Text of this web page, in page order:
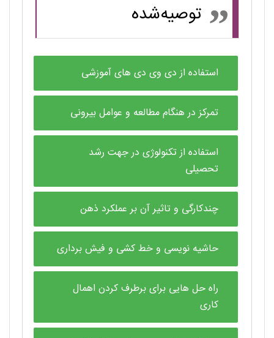
توصیه‌شده
استفاده از دی وی دی های آموزشی
تمرکز در هنگام مطالعه و عوامل بیرونی
استفاده از تکنولوژی در جهت رشد
تحصیلی
چندکارگی و تاثیر آن بر عملکرد ذهن
حاشیه نویسی و خط کشی و فیش برداری
راه حل هایی برای برطرف کردن اهمال
کاری